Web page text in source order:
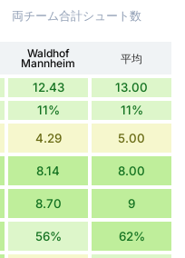
両チーム合計シュート数
Waldhof
Mannheim 平均
12.43 13.00
11% 11%
4.29 5.00
8.14 8.00
8.70 9
56% 62%